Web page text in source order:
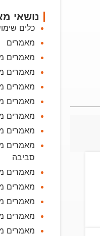
נושאי
כלים
מאמרים
מאמרים
מאמרים
מאמרים
מאמרים
מאמרים
מאמרים
מאמרים
סביבה
מאמרים
מאמרים
מאמרים
מאמרים
מאמרים